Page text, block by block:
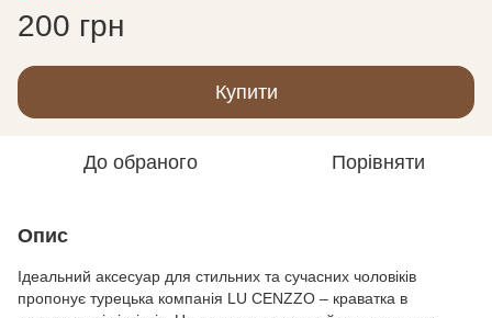
200 грн
Купити
До обраного Порівняти
Опис
Ідеальний аксесуар для стильних та сучасних чоловіків
пропонує турецька компанія LU CENZZO – краватка в